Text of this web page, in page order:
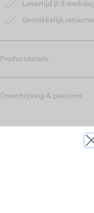
Levertijd 2-3
Gemakkelijk
Productdetails
Omschrijving & pasvorm